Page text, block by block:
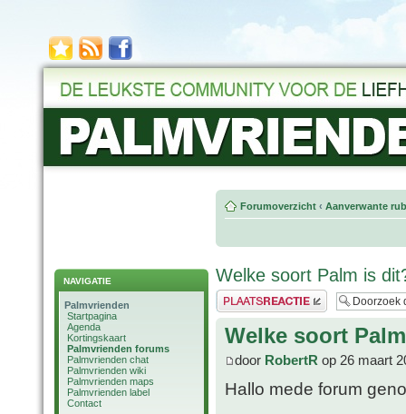
NAVIGATIE
Palmvrienden
Startpagina
Agenda
Kortingskaart
Palmvrienden forums
Palmvrienden chat
Palmvrienden wiki
Palmvrienden maps
Palmvrienden label
Contact
Forumoverzicht ‹ Aanverwante
Welke soort Palm is
Plaats een reactie
Welke soort
door RobertR op 26 maart
Hallo mede forum